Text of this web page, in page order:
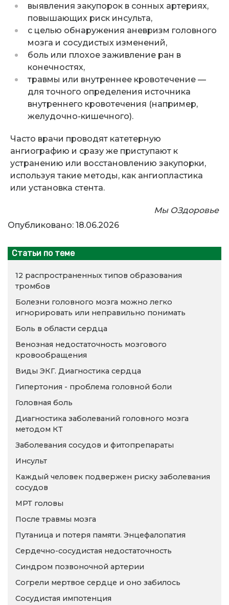
выявления закупорок в сонных артериях,
повышающих риск инсульта,
с целью обнаружения аневризм головного
мозга и сосудистых изменений,
боль или плохое заживление ран в
конечностях,
травмы или внутреннее кровотечение —
для точного определения источника
внутреннего кровотечения (например,
желудочно-кишечного).
Часто врачи проводят катетерную
ангиографию и сразу же приступают к
устранению или восстановлению закупорки,
используя такие методы, как ангиопластика
или установка стента.
Мы ОЗдоровье
Опубликовано: 18.06.2026
Статьи по теме
12 распространенных типов образования
тромбов
Болезни головного мозга можно легко
игнорировать или неправильно понимать
Боль в области сердца
Венозная недостаточность мозгового
кровообращения
Виды ЭКГ. Диагностика сердца
Гипертония - проблема головной боли
Головная боль
Диагностика заболеваний головного мозга
методом КТ
Заболевания сосудов и фитопрепараты
Инсульт
Каждый человек подвержен риску заболевания
сосудов
МРТ головы
После травмы мозга
Путаница и потеря памяти. Энцефалопатия
Сердечно-сосудистая недостаточность
Синдром позвоночной артерии
Согрели мертвое сердце и оно забилось
Сосудистая импотенция